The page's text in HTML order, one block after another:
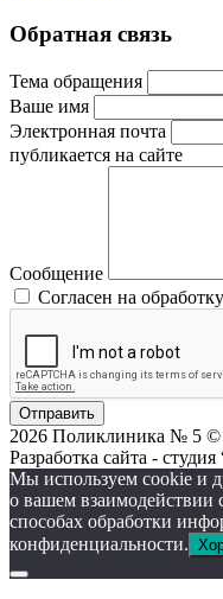
Обратная связь
Тема обращения
Ваше имя
Электронная почта
публикается на сайте
Сообщение
Согласен на
Отправить
2026 Поликлиника № 5
Разработка сайта - студия
Мы используем cookie и
о вашем взаимодействии
способах обработки
конфиденциальности.